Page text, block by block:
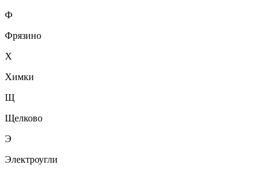
Ф
Фрязино
Х
Химки
Щ
Щелково
Э
Электроугли